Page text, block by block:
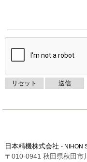
日本精機株式会社 - NIHON
〒010-0941 秋田県秋田市